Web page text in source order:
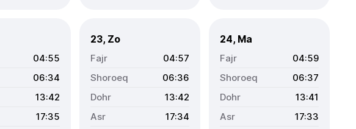
04:55
06:34
13:42
17:35
23, Zo
04:57
06:36
13:42
17:34
24, Ma
04:59
06:37
13:41
17:33